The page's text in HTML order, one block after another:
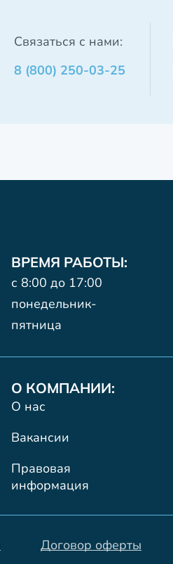
Связаться с нами:
8 (800) 250-03-25
ВРЕМЯ РАБОТЫ:
с 8:00 до 17:00
понедельник-
пятница
О КОМПАНИИ:
О нас
Вакансии
Правовая
информация
Договор оферты